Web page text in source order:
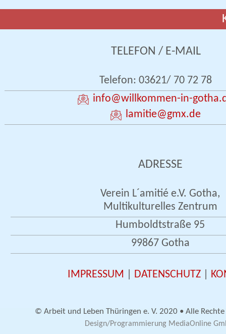
TELEFON / E-MAIL
Telefon: 03621/ 70 72 78
info@willkommen-in-
lamitie@gmx.de
ADRESSE
Verein L´amitié e.V. Gotha,
Multikulturelles Zentrum
Humboldtstraße 95
99867 Gotha
IMPRESSUM DATENSCHUTZ
© Arbeit und Leben Thüringen e. V. 2020 • Alle
Design/Programmierung MediaOnline